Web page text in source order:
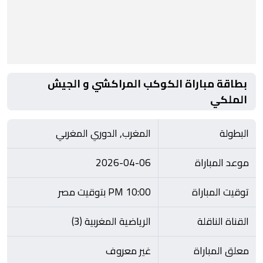
بطاقة مباراة الكوكب المراكشي و الجيش
الملكي
البطولة
المغرب, الدوري المغربي
موعد المباراة
2026-04-06
توقيت المباراة
10:00 PM بتوقيت مصر
القناة الناقلة
الرياضية المغربية (3)
معلق المباراة
غير معروف